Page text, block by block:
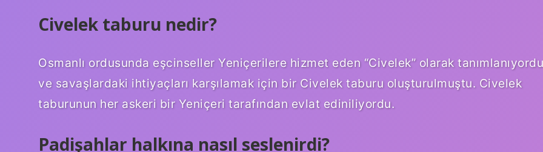
Civelek taburu nedir?
Osmanlı ordusunda eşcinseller Yeniçerilere hizmet eden “Civelek” olarak tanımlanıyordu
ve savaşlardaki ihtiyaçları karşılamak için bir Civelek taburu oluşturulmuştu. Civelek
taburunun her askeri bir Yeniçeri tarafından evlat ediniliyordu.
Padişahlar halkına nasıl seslenirdi?